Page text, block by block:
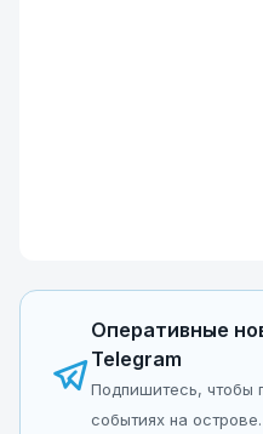
Оперативные
Telegram
Подпишитесь, чтобы
событиях на острове.